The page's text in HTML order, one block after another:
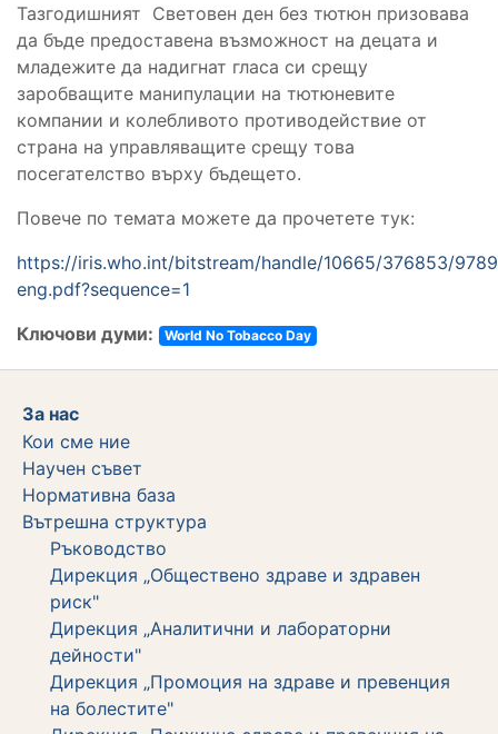
Тазгодишният Световен ден без тютюн призовава
да бъде предоставена възможност на децата и
младежите да надигнат гласа си срещу
заробващите манипулации на тютюневите
компании и колебливото противодействие от
страна на управляващите срещу това
посегателство върху бъдещето.
Повече по темата можете да прочетете тук:
https://iris.who.int/bitstream/handle/10665/376853/
eng.pdf?sequence=1
Ключови думи:
World No Tobacco Day
За нас
Кои сме ние
Научен съвет
Нормативна база
Вътрешна структура
Ръководство
Дирекция „Обществено здраве и здравен
риск"
Дирекция „Аналитични и лабораторни
дейности"
Дирекция „Промоция на здраве и превенция
на болестите"